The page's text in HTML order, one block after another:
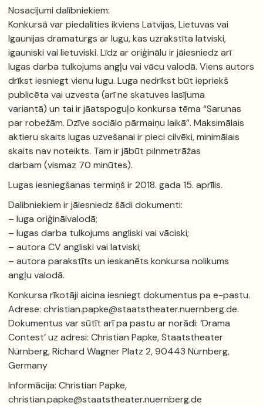
Nosacījumi dalībniekiem:
Konkursā var piedalīties ikviens Latvijas, Lietuvas vai
Igaunijas dramaturgs ar lugu, kas uzrakstīta latviski,
igauniski vai lietuviski. Līdz ar oriģinālu ir jāiesniedz arī
lugas darba tulkojums angļu vai vācu valodā. Viens autors
drīkst iesniegt vienu lugu. Luga nedrīkst būt iepriekš
publicēta vai uzvesta (arī ne skatuves lasījuma
variantā) un tai ir jāatspoguļo konkursa tēma “Sarunas
par robežām. Dzīve sociālo pārmaiņu laikā”. Maksimālais
aktieru skaits lugas uzvešanai ir pieci cilvēki, minimālais
skaits nav noteikts. Tam ir jābūt pilnmetrāžas
darbam (vismaz 70 minūtes).
Lugas iesniegšanas termiņš ir 2018. gada 15. aprīlis.
Dalibniekiem ir jāiesniedz šādi dokumenti:
– luga oriģinālvalodā;
– lugas darba tulkojums angliski vai vāciski;
– autora CV angliski vai latviski;
– autora parakstīts un ieskanēts konkursa nolikums
angļu valodā.
Konkursa rīkotāji aicina iesniegt dokumentus pa e-pastu.
Adrese: christian.papke@staatstheater.nuernberg.de.
Dokumentus var sūtīt arī pa pastu ar norādi: ‘Drama
Contest’ uz adresi: Christian Papke, Staatstheater
Nürnberg, Richard Wagner Platz 2, 90443 Nürnberg,
Germany
Informācija: Christian Papke,
christian.papke@staatstheater.nuernberg.de